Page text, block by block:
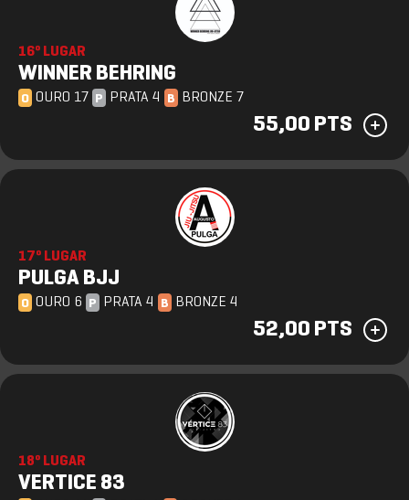
16º LUGAR
WINNER BEHRING
O OURO 17 P PRATA 4 B BRONZE 7
55,00 PTS
17º LUGAR
PULGA BJJ
O OURO 6 P PRATA 4 B BRONZE 4
52,00 PTS
18º LUGAR
VERTICE 83